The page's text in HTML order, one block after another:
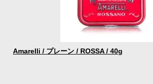
Amarelli / プレーン / ROSSA / 40g